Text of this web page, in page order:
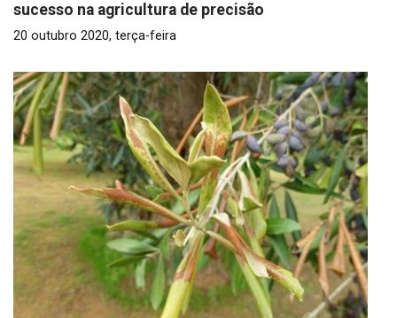
sucesso na agricultura de precisão
20 outubro 2020, terça-feira